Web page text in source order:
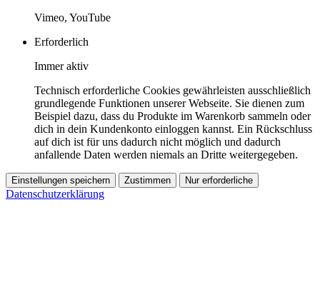
Vimeo, YouTube
Erforderlich
Immer aktiv
Technisch erforderliche Cookies gewährleisten ausschließlich
grundlegende Funktionen unserer Webseite. Sie dienen zum
Beispiel dazu, dass du Produkte im Warenkorb sammeln oder
dich in dein Kundenkonto einloggen kannst. Ein Rückschluss
auf dich ist für uns dadurch nicht möglich und dadurch
anfallende Daten werden niemals an Dritte weitergegeben.
Einstellungen speichern Zustimmen Nur erforderliche
Datenschutzerklärung